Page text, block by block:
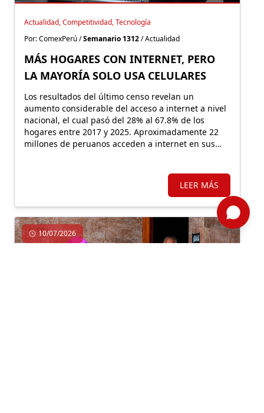
Actualidad, Competitividad, Tecnología
Por: ComexPerú /Semanario 1312/ Actualidad
MÁS HOGARES CON INTERNET, PERO
LA MAYORÍA SOLO USA CELULARES
Los resultados del último censo revelan un
aumento considerable del acceso a internet a nivel
nacional, el cual pasó del 28% al 67.8% de los
hogares entre 2017 y 2025. Aproximadamente 22
millones de peruanos acceden a internet en sus
sugieren un alto desaprovechamiento de ambos
medios para potenciar la productividad laboral.
LEER MÁS
10/07/2026